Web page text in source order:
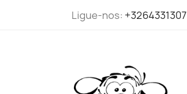
Ligue-nos: +3264331307